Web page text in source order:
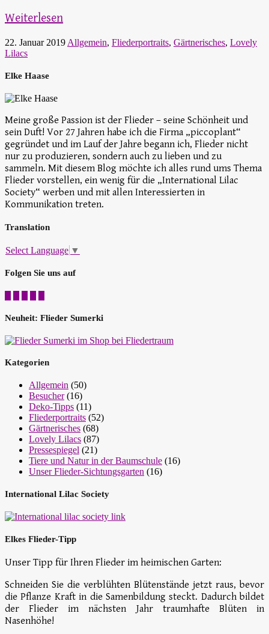
Weiterlesen
22. Januar 2019 Allgemein, Fliederportraits, Gärtnerisches, Lovely
Lilacs
Elke Haase
Meine große Passion ist der Flieder – seine Schönheit und
sein Duft! Vor 27 Jahren habe ich die Firma „piccoplant“
gegründet und im Lauf der Jahre begann ich, Flieder nicht
nur zu produzieren, sondern auch zu lieben und zu
sammeln. Mit diesem Blog möchte ich alles rund ums Thema
Flieder vorstellen, ein wenig für die „International Lilac
Society“ werben und mit allen Interessierten in
Kommunikation treten.
Translation
Select Language ▼
Folgen Sie uns auf
Neuheit: Flieder Sumerki
Kategorien
Allgemein (50)
Besucher(16)
Deko-Tipps (11)
Fliederportraits (52)
Gärtnerisches (68)
Lovely Lilacs (87)
Pressespiegel (21)
Tiere und Natur in der Baumschule (16)
Unser Flieder-Sichtungsgarten (16)
International Lilac Society
Elkes Flieder-Tipp
Unser Tipp für Ihren Flieder im heimischen Garten:
Schneiden Sie die verblühten Blütenstände jetzt raus, bevor
die Pflanze Kraft in die Samenbildung steckt. Dadurch bildet
der Flieder im nächsten Jahr traumhafte Blüten in
Nasenhöhe!